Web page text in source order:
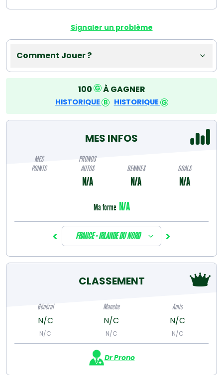
Signaler un problème
Comment Jouer ?
100 À GAGNER
HISTORIQUE HISTORIQUE
MES INFOS
MES
POINTS
PRONOS
AUTOS
N/A
BENNIES
N/A
GOALS
N/A
Ma forme N/A
< FRANCE - IRLANDE DU NORD >
CLASSEMENT
Général
N/C
N/C
Manche
N/C
N/C
Amis
N/C
N/C
Dr Prono